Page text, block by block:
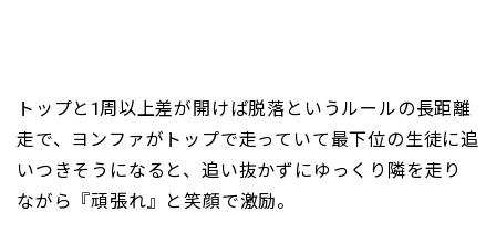
トップと1周以上差が開けば脱落というルールの長距離
走で、ヨンファがトップで走っていて最下位の生徒に追
いつきそうになると、追い抜かずにゆっくり隣を走り
ながら『頑張れ』と笑顔で激励。